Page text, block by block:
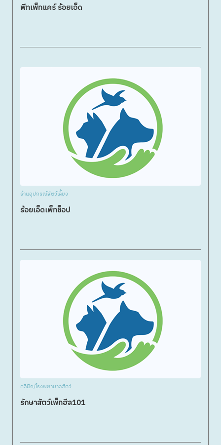
พีทเพ็ทแคร์ ร้อยเอ็ด
ร้านอุปกรณ์สัตว์เลี้ยง
ร้อยเอ็ดเพ็ทช็อป
คลินิก/โรงพยาบาลสัตว์
รักษาสัตว์เพ็ทฮีล101